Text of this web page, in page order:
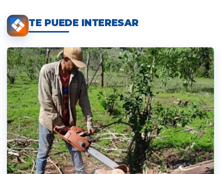
TE PUEDE INTERESAR